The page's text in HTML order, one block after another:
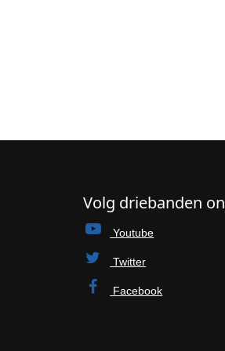
Volg driebanden
Youtube
Twitter
Facebook